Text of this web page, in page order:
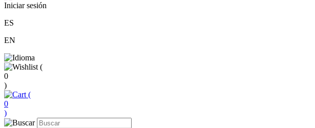
Iniciar sesión
ES
EN
(
0
)
(
0
)